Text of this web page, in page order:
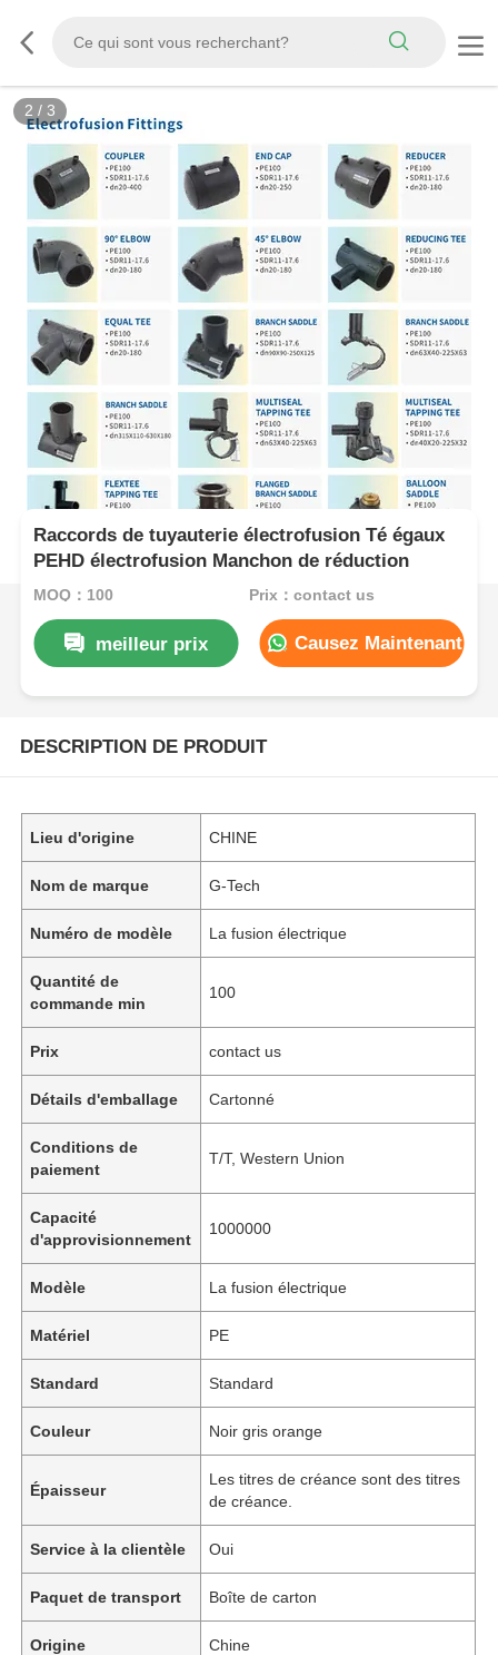
2 / 3
Raccords de tuyauterie électrofusion Té égaux
PEHD électrofusion Manchon de réduction
MOQ：100 Prix：contact us
meilleur prix Causez Maintenant
DESCRIPTION DE PRODUIT
Lieu d'origine CHINE
Nom de marque G-Tech
Numéro de modèle La fusion électrique
Quantité de
commande min
100
Prix contact us
Détails d'emballage Cartonné
Conditions de
paiement
T/T, Western Union
Capacité
d'approvisionnement
1000000
Modèle La fusion électrique
Matériel PE
Standard Standard
Couleur Noir gris orange
Épaisseur
Les titres de créance sont des titres
de créance.
Service à la clientèle Oui
Paquet de transport Boîte de carton
Origine Chine